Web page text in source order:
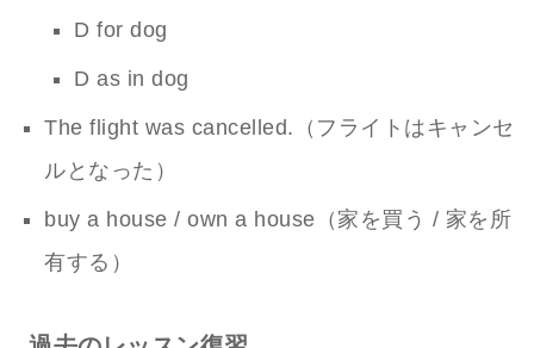
D for dog
D as in dog
The flight was cancelled.（フライトはキャンセ
ルとなった）
buy a house / own a house（家を買う / 家を所
有する）